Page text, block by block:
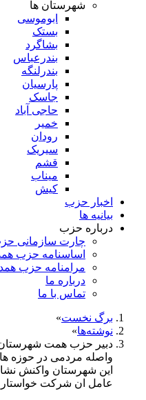
شهرستان ها
ابوموسی
بستک
بشاگرد
بندرعباس
بندرلنگه
پارسیان
جاسک
حاجی آباد
خمیر
رودان
سیریک
قشم
میناب
کیش
اخبار حزب
بیانیه ها
درباره حزب
چارت سازمانی
اساسنامه حزب
مرامنامه حزب
درباره ما
تماس با ما
برگ نخست
نوشته‌ها
دبیر حزب همت
واصله مردمی در حوزه
این شهرستان واکنش
عامل ان شرکت